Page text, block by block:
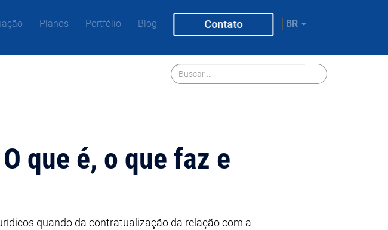
Planos Portfólio Blog Contato BR
que é, o que faz e
quando da contratualização da relação com a